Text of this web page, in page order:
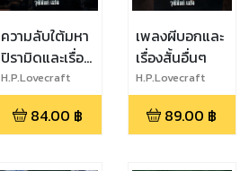
ความลับใต้มหา
ปิรามิดและเรื่อง
สั้นอื่นๆ
H.P.Lovecraft
84.00 ฿
เพลงผีบอกและ
เรื่องสั้นอื่นๆ
H.P.Lovecraft
89.00 ฿